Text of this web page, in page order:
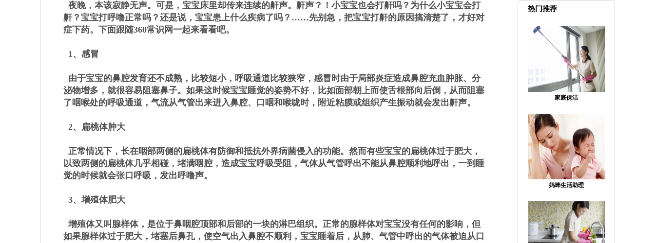
热门推荐
家庭保洁
妈咪生活助理
夜晚，本该寂静无声。可是，宝宝床里却传来连续的鼾声。鼾声？！小宝宝也会打鼾吗？为什么小宝宝会打
鼾？宝宝打呼噜正常吗？还是说，宝宝患上什么疾病了吗？……先别急，把宝宝打鼾的原因搞清楚了，才好对
症下药。下面跟随360常识网一起来看看吧。
1、感冒
由于宝宝的鼻腔发育还不成熟，比较短小，呼吸通道比较狭窄，感冒时由于局部炎症造成鼻腔充血肿胀、分
泌物增多，就很容易阻塞鼻子。如果这时候宝宝睡觉的姿势不好，比如面部朝上而使舌根部向后倒，从而阻塞
了咽喉处的呼吸通道，气流从气管出来进入鼻腔、口咽和喉咙时，附近粘膜或组织产生振动就会发出鼾声。
2、扁桃体肿大
正常情况下，长在咽部两侧的扁桃体有防御和抵抗外界病菌侵入的功能。然而有些宝宝的扁桃体过于肥大，
以致两侧的扁桃体几乎相碰，堵满咽腔，造成宝宝呼吸受阻，气体从气管呼出不能从鼻腔顺利地呼出，一到睡
觉的时候就会张口呼吸，发出呼噜声。
3、增殖体肥大
增殖体又叫腺样体，是位于鼻咽腔顶部和后部的一块的淋巴组织。正常的腺样体对宝宝没有任何的影响，但
如果腺样体过于肥大，堵塞后鼻孔，使空气出入鼻腔不顺利，宝宝睡着后，从肺、气管中呼出的气体被迫从口